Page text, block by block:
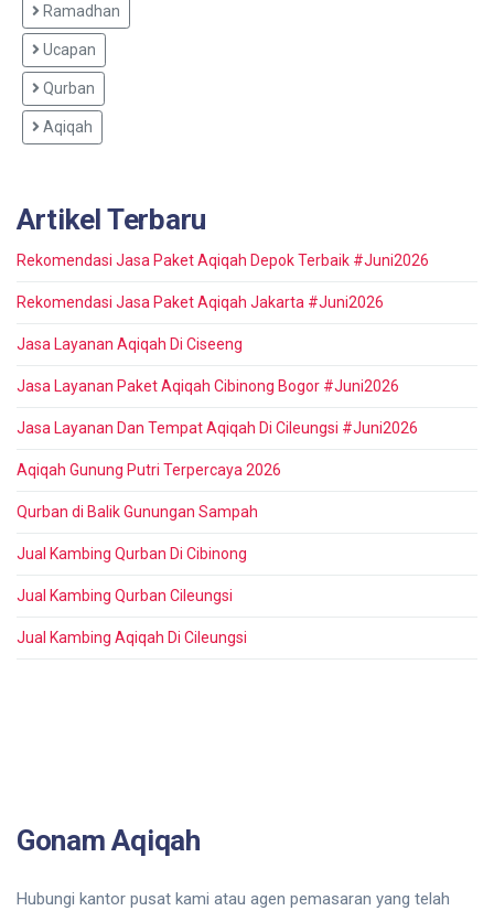
Ramadhan
Ucapan
Qurban
Aqiqah
Artikel Terbaru
Rekomendasi Jasa Paket Aqiqah Depok Terbaik #Juni2026
Rekomendasi Jasa Paket Aqiqah Jakarta #Juni2026
Jasa Layanan Aqiqah Di Ciseeng
Jasa Layanan Paket Aqiqah Cibinong Bogor #Juni2026
Jasa Layanan Dan Tempat Aqiqah Di Cileungsi #Juni2026
Aqiqah Gunung Putri Terpercaya 2026
Qurban di Balik Gunungan Sampah
Jual Kambing Qurban Di Cibinong
Jual Kambing Qurban Cileungsi
Jual Kambing Aqiqah Di Cileungsi
Gonam Aqiqah
Hubungi kantor pusat kami atau agen pemasaran yang telah